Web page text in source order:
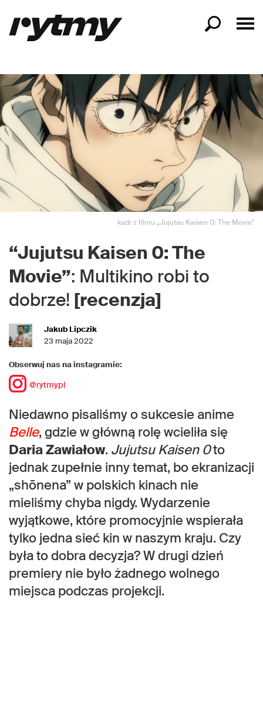
kadr z filmu „Jujutsu Kaisen 0: The Movie"
“Jujutsu Kaisen 0: The
Movie”: Multikino robi to
dobrze! [recenzja]
Jakub Lipczik
23 maja 2022
Obserwuj nas na instagramie:
@rytmypl
Niedawno pisaliśmy o sukcesie anime
Belle, gdzie w główną rolę wcieliła się
Daria Zawiałow. Jujutsu Kaisen 0to
jednak zupełnie inny temat, bo ekranizacji
„shōnena” w polskich kinach nie
mieliśmy chyba nigdy. Wydarzenie
wyjątkowe, które promocyjnie wspierała
tylko jedna sieć kin w naszym kraju. Czy
była to dobra decyzja? W drugi dzień
premiery nie było żadnego wolnego
miejsca podczas projekcji.